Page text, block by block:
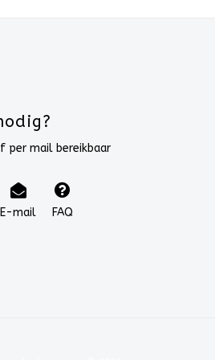
per mail bereikbaar
E-mail FAQ